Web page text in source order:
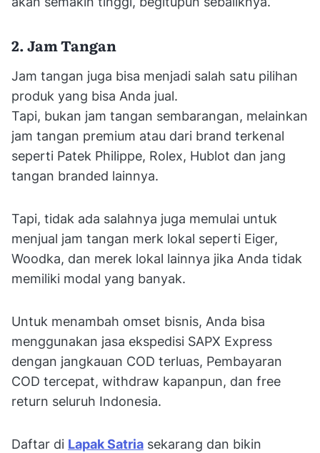
2. Jam Tangan
Jam tangan juga bisa menjadi salah satu pilihan
produk yang bisa Anda jual.
Tapi, bukan jam tangan sembarangan, melainkan
jam tangan premium atau dari brand terkenal
seperti Patek Philippe, Rolex, Hublot dan jang
tangan branded lainnya.
Tapi, tidak ada salahnya juga memulai untuk
menjual jam tangan merk lokal seperti Eiger,
Woodka, dan merek lokal lainnya jika Anda tidak
memiliki modal yang banyak.
Untuk menambah omset bisnis, Anda bisa
menggunakan jasa ekspedisi SAPX Express
dengan jangkauan COD terluas, Pembayaran
COD tercepat, withdraw kapanpun, dan free
return seluruh Indonesia.
Daftar di Lapak Satria sekarang dan bikin